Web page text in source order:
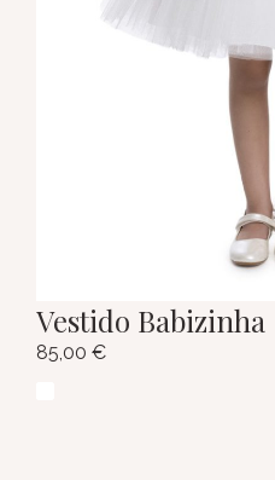
Vestido Babizinha
85,00 €